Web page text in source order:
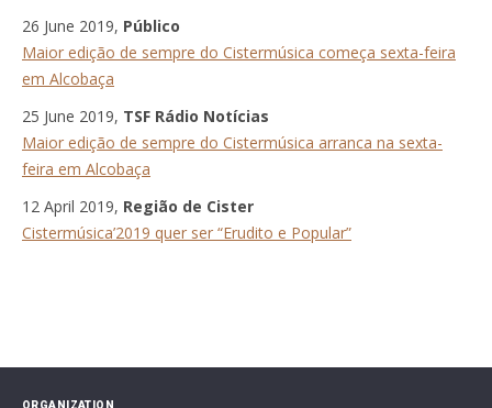
26 June 2019, Público
Maior edição de sempre do Cistermúsica começa sexta-feira
em Alcobaça
25 June 2019, TSF Rádio Notícias
Maior edição de sempre do Cistermúsica arranca na sexta-
feira em Alcobaça
12 April 2019, Região de Cister
Cistermúsica’2019 quer ser “Erudito e Popular”
ORGANIZATION